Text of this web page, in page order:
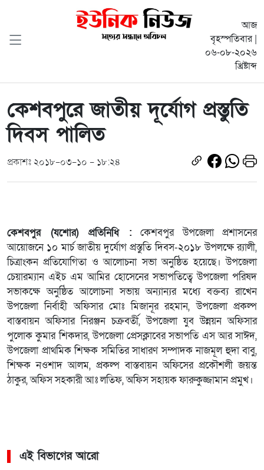
আজ
বৃহস্পতিবার |
০৬-০৮-২০২৬
খ্রিষ্টাব্দ
কেশবপুরে জাতীয় দূর্যোগ প্রস্তুতি
দিবস পালিত
প্রকাশঃ ২০১৮-০৩-১০ - ১৮:২৪
কেশবপুর (যশোর) প্রতিনিধি : কেশবপুর উপজেলা প্রশাসনের
আয়োজনে ১০ মার্চ জাতীয় দুর্যোগ প্রস্তুতি দিবস-২০১৮ উপলক্ষে র‌্যালী,
চিত্রাংকন প্রতিযোগিতা ও আলোচনা সভা অনুষ্ঠিত হয়েছে। উপজেলা
চেয়ারম্যান এইচ এম আমির হোসেনের সভাপতিত্বে উপজেলা পরিষদ
সভাকক্ষে অনুষ্ঠিত আলোচনা সভায় অন্যান্যর মধ্যে বক্তব্য রাখেন
উপজেলা নির্বাহী অফিসার মোঃ মিজানূর রহমান, উপজেলা প্রকল্প
বাস্তবায়ন অফিসার নিরঞ্জন চক্রবর্তী, উপজেলা যুব উন্নয়ন অফিসার
পুলোক কুমার শিকদার, উপজেলা প্রেসক্লাবের সভাপতি এস আর সাঈদ,
উপজেলা প্রাথমিক শিক্ষক সমিতির সাধারণ সম্পাদক নাজমূল হুদা বাবু,
শিক্ষক নওশাদ আলম, প্রকল্প বাস্তবায়ন অফিসের প্রকৌশলী জয়ন্ত
ঠাকুর, অফিস সহকারী আঃ লতিফ, অফিস সহায়ক ফারুকুজ্জামান প্রমুখ।
এই বিভাগের আরো